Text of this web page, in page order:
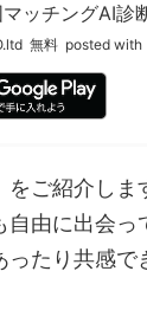
ッチングAI診
無料 posted with
ご紹介しま
由に出会っ
ったり共感で